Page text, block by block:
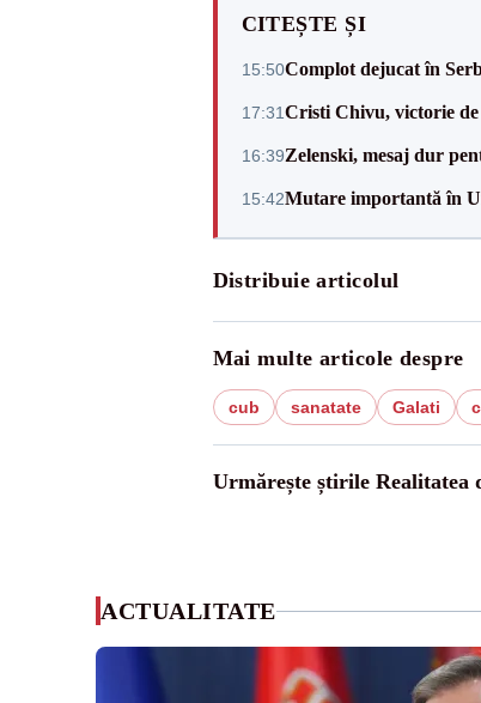
CITEȘTE ȘI
15:50Complot dejucat în
17:31Cristi Chivu, victorie
16:39Zelenski, mesaj dur
15:42Mutare importantă în
Distribuie articolul
Mai multe articole despre
cub sanatate Galati
Urmărește știrile Realitatea
ACTUALITATE